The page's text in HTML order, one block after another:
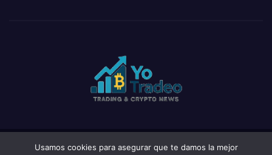
Funciona gracias a WordPress|Tema: News Click deThemeansar
Usamos cookies para asegurar que te damos la mejor